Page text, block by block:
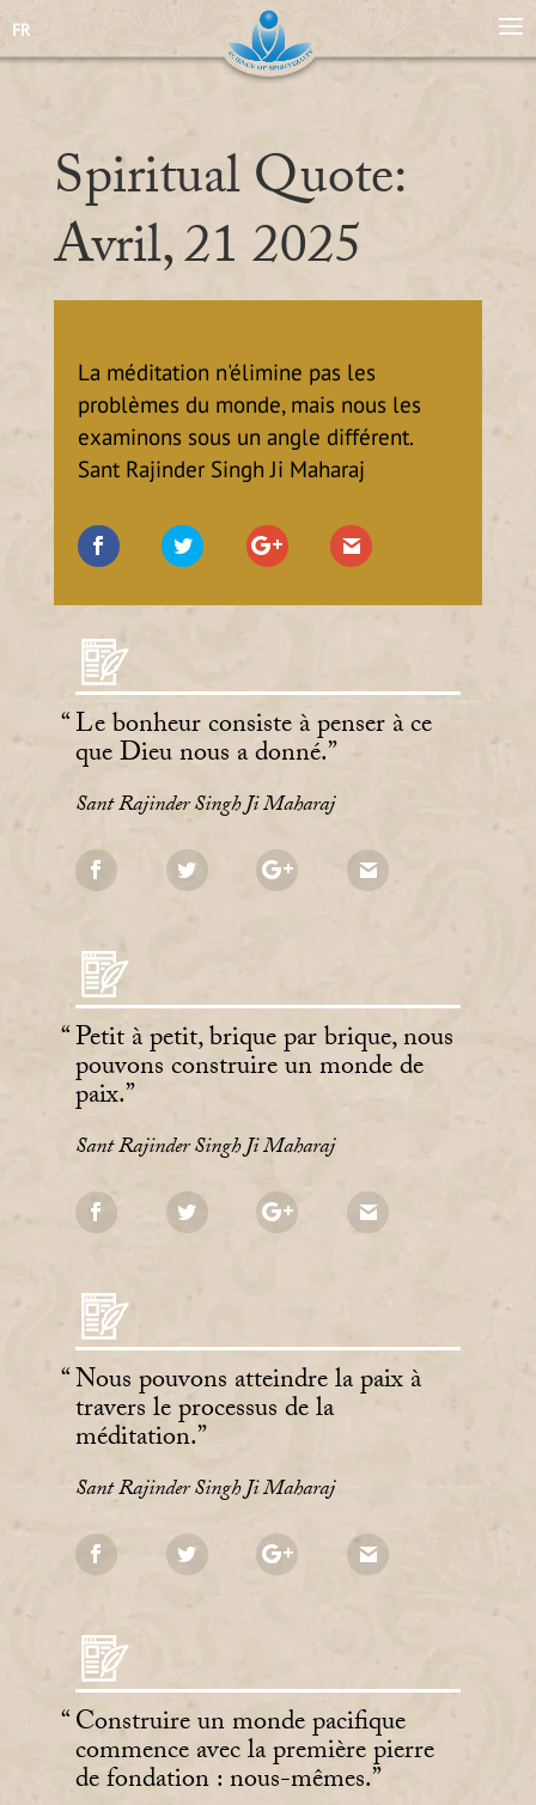
FR
Spiritual Quote:
Avril, 21 2025
La méditation n'élimine pas les
problèmes du monde, mais nous les
examinons sous un angle différent.
Sant Rajinder Singh Ji Maharaj
Le bonheur consiste à penser à ce
que Dieu nous a donné.
Sant Rajinder Singh Ji Maharaj
Petit à petit, brique par brique, nous
pouvons construire un monde de
paix.
Sant Rajinder Singh Ji Maharaj
Nous pouvons atteindre la paix à
travers le processus de la
méditation.
Sant Rajinder Singh Ji Maharaj
Construire un monde pacifique
commence avec la première pierre
de fondation : nous-mêmes.